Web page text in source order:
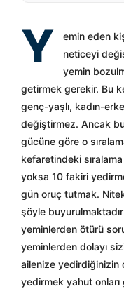
Y
emin eden
neticeyi
yemin
getirmek gerekir. Bu
genç-yaşlı, kadın-
değiştirmez. Ancak
gücüne göre o
kefaretindeki
yoksa 10 fakiri
gün oruç tutmak.
şöyle
yeminlerden ötürü
yeminlerden dolayı
ailenize yedirdiğinizin
yedirmek yahut